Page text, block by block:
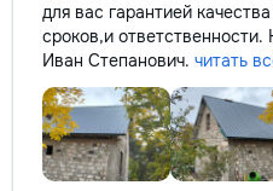
для вас гарантией
сроков,и ответственности.
Иван Степанович. читать